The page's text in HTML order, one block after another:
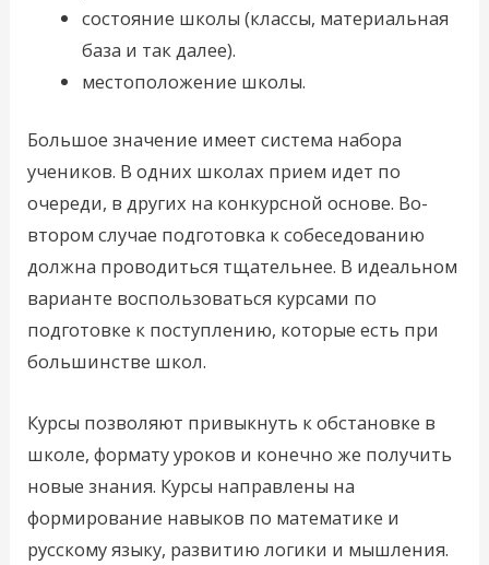
состояние школы (классы, материальная
база и так далее).
местоположение школы.
Большое значение имеет система набора
учеников. В одних школах прием идет по
очереди, в других на конкурсной основе. Во-
втором случае подготовка к собеседованию
должна проводиться тщательнее. В идеальном
варианте воспользоваться курсами по
подготовке к поступлению, которые есть при
большинстве школ.
Курсы позволяют привыкнуть к обстановке в
школе, формату уроков и конечно же получить
новые знания. Курсы направлены на
формирование навыков по математике и
русскому языку, развитию логики и мышления.